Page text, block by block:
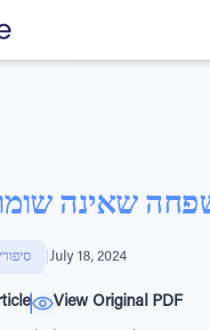
שאינה
July 18, 2024
View Original PDF